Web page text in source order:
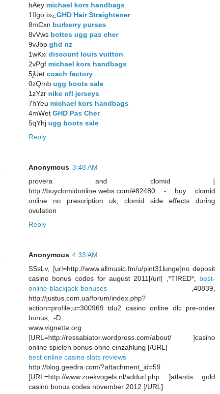
bAey michael kors handbags
1fIgo ï»¿GHD Hair Straightener
8mCxn burberry purses
8vVws bottes ugg pas cher
9vJbp ghd nz
1wKxi discount louis vuitton
2vPgf michael kors handbags
5jUet coach factory
0zQmb ugg boots sale
1zYzr nike nfl jerseys
7hYeu michael kors handbags
4mWet GHD Pas Cher
5qYhj ugg boots sale
Reply
Anonymous 3:48 AM
provera and clomid |
http://buyclomidonline.webs.com/#82480 - buy clomid
online no prescription uk, clomid side effects during
ovulation
Reply
Anonymous 4:33 AM
SSsLv, [url=http://www.allmusic.fm/u/pint31lunge]no deposit
casino bonus codes for august 2011[/url] ,*TIRED*, best-
online-blackjack-bonuses ,40839,
http://justus.com.ua/forum/index.php?
action=profile;u=300969 tdu2 casino online dlc pre-order
bonus, :-D,
www.vignette.org
[URL=http://ressabiator.wordpress.com/about/ ]casino
online spielen bonus ohne einzahlung [/URL]
best online casino slots reviews
http://blog.geedra.com/?attachment_id=59
[URL=http://www.zoekvogels.nl/addurl.php ]atlantis gold
casino bonus codes november 2012 [/URL]